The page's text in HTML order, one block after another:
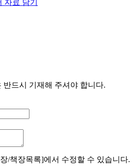
자료 담기
반드시 기재해 주셔야 합니다.
/책장목록]에서 수정할 수 있습니다.